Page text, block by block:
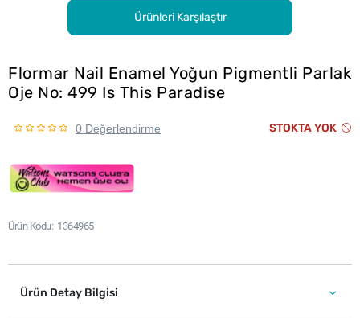
Ürünleri Karşılaştır
Flormar Nail Enamel Yoğun Pigmentli Parlak
Oje No: 499 Is This Paradise
0 Değerlendirme STOKTA YOK
Ürün Kodu 1364965
Ürün Detay Bilgisi